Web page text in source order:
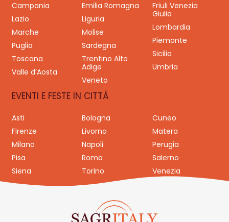
Campania
Emilia Romagna
Friuli Venezia
Giulia
Lazio
Liguria
Lombardia
Marche
Molise
Piemonte
Puglia
Sardegna
Sicilia
Toscana
Trentino Alto
Adige
Umbria
Valle d’Aosta
Veneto
EVENTI E FESTE IN CITTÀ
Asti Bologna
Cuneo
Firenze
Livorno
Matera
Milano
Napoli
Perugia
Pisa
Roma
Salerno
Siena
Torino Venezia